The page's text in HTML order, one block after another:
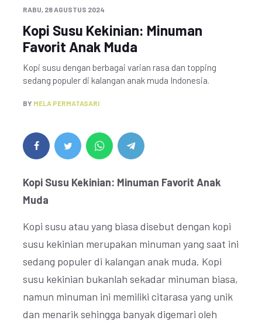
RABU, 28 AGUSTUS 2024
Kopi Susu Kekinian: Minuman
Favorit Anak Muda
Kopi susu dengan berbagai varian rasa dan topping
sedang populer di kalangan anak muda Indonesia.
BY MELA PERMATASARI
Kopi Susu Kekinian: Minuman Favorit Anak
Muda
Kopi susu atau yang biasa disebut dengan kopi
susu kekinian merupakan minuman yang saat ini
sedang populer di kalangan anak muda. Kopi
susu kekinian bukanlah sekadar minuman biasa,
namun minuman ini memiliki citarasa yang unik
dan menarik sehingga banyak digemari oleh